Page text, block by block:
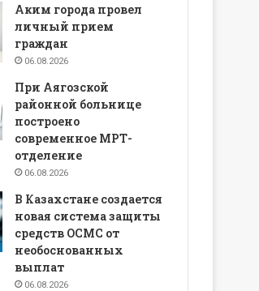
Аким города провел
личный прием
граждан
06.08.2026
При Аягозской
районной больнице
построено
современное МРТ-
отделение
06.08.2026
В Казахстане создается
новая система защиты
средств ОСМС от
необоснованных
выплат
06.08.2026